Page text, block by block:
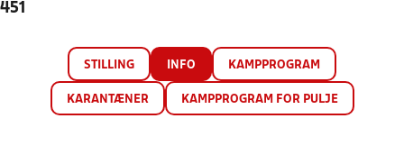
451
STILLING INFO KAMPPROGRAM
KARANTÆNER KAMPPROGRAM FOR PULJE